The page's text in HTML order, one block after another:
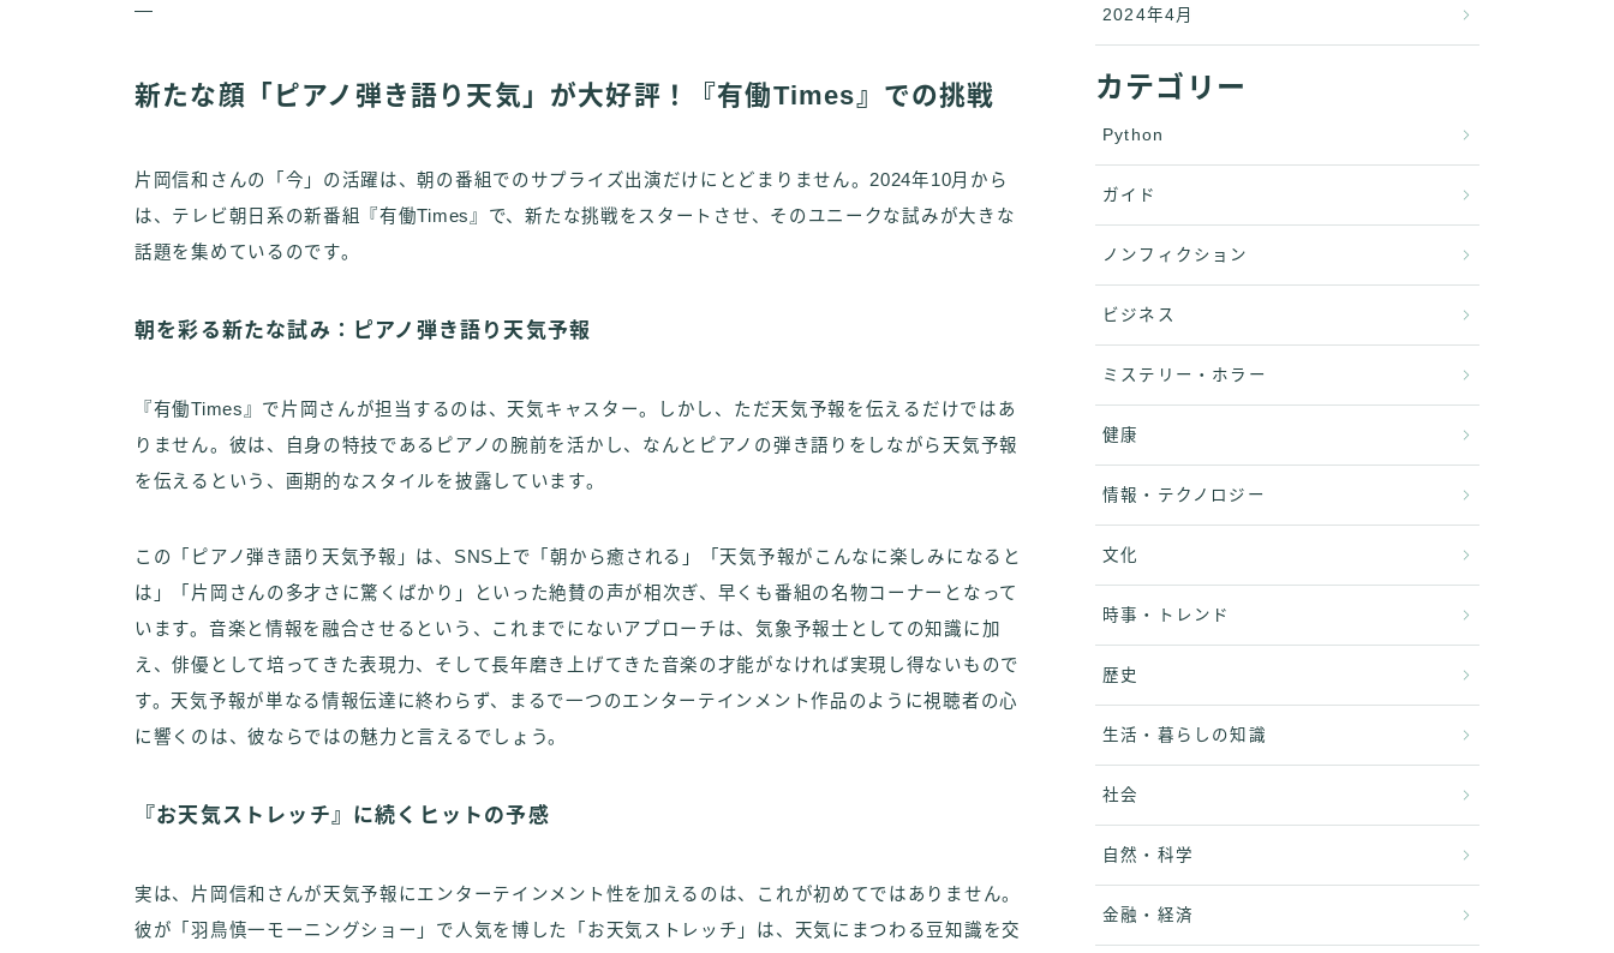
—
新たな顔「ピアノ弾き語り天気」が大好評！『有働Times』での挑戦
片岡信和さんの「今」の活躍は、朝の番組でのサプライズ出演だけにとどまりません。2024年10月から
は、テレビ朝日系の新番組『有働Times』で、新たな挑戦をスタートさせ、そのユニークな試みが大きな
話題を集めているのです。
朝を彩る新たな試み：ピアノ弾き語り天気予報
『有働Times』で片岡さんが担当するのは、天気キャスター。しかし、ただ天気予報を伝えるだけではあ
りません。彼は、自身の特技であるピアノの腕前を活かし、なんとピアノの弾き語りをしながら天気予報
を伝えるという、画期的なスタイルを披露しています。
この「ピアノ弾き語り天気予報」は、SNS上で「朝から癒される」「天気予報がこんなに楽しみになると
は」「片岡さんの多才さに驚くばかり」といった絶賛の声が相次ぎ、早くも番組の名物コーナーとなって
います。音楽と情報を融合させるという、これまでにないアプローチは、気象予報士としての知識に加
え、俳優として培ってきた表現力、そして長年磨き上げてきた音楽の才能がなければ実現し得ないもので
す。天気予報が単なる情報伝達に終わらず、まるで一つのエンターテインメント作品のように視聴者の心
に響くのは、彼ならではの魅力と言えるでしょう。
『お天気ストレッチ』に続くヒットの予感
実は、片岡信和さんが天気予報にエンターテインメント性を加えるのは、これが初めてではありません。
彼が「羽鳥慎一モーニングショー」で人気を博した「お天気ストレッチ」は、天気にまつわる豆知識を交
2024年4月
カテゴリー
Python
ガイド
ノンフィクション
ビジネス
ミステリー・ホラー
健康
情報・テクノロジー
文化
時事・トレンド
歴史
生活・暮らしの知識
社会
自然・科学
金融・経済